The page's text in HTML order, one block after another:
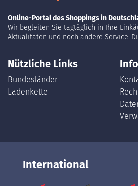
Online-Portal des Shoppings in
Wir begleiten Sie tagtäglich in Ihre
Aktualitäten und noch andere Service-
Nützliche Links
Bundesländer
Ladenkette
International